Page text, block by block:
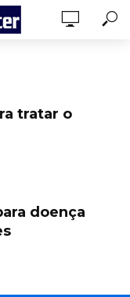
tratar o
doença